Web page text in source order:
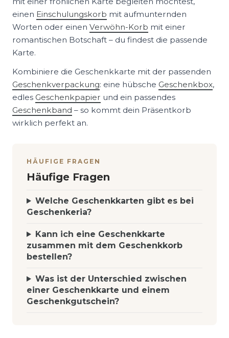
einen Einschulungskorb mit aufmunternden
Worten oder einen Verwöhn-Korb mit einer
romantischen Botschaft – du findest die passende
Karte.
Kombiniere die Geschenkkarte mit der passenden
Geschenkverpackung: eine hübsche Geschenkbox,
edles Geschenkpapier und ein passendes
Geschenkband – so kommt dein Präsentkorb
wirklich perfekt an.
HÄUFIGE FRAGEN
Häufige Fragen
Welche Geschenkkarten gibt es bei
Geschenkeria?
Kann ich eine Geschenkkarte
zusammen mit dem Geschenkkorb
bestellen?
Was ist der Unterschied zwischen
einer Geschenkkarte und einem
Geschenkgutschein?